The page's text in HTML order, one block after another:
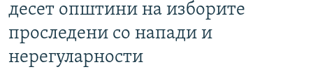
десет општини на изборите
проследени со напади и
нерегуларности